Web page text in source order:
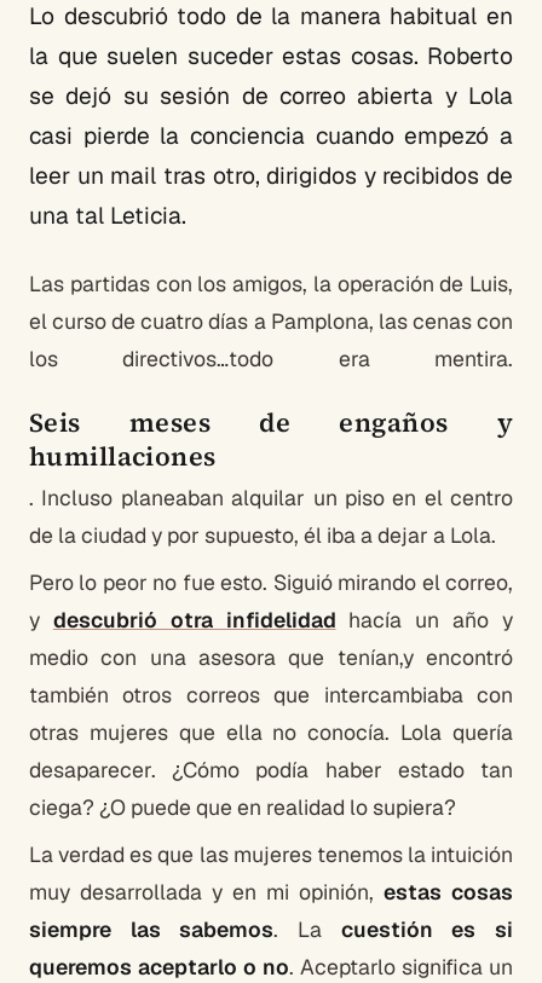
Lo descubrió todo de la manera habitual en
la que suelen suceder estas cosas. Roberto
se dejó su sesión de correo abierta y Lola
casi pierde la conciencia cuando empezó a
leer un mail tras otro, dirigidos y recibidos de
una tal Leticia.
Las partidas con los amigos, la operación de Luis,
el curso de cuatro días a Pamplona, las cenas con
los directivos…todo era mentira.
Seis meses de engaños y
humillaciones
. Incluso planeaban alquilar un piso en el centro
de la ciudad y por supuesto, él iba a dejar a Lola.
Pero lo peor no fue esto. Siguió mirando el correo,
y descubrió otra infidelidad hacía un año y
medio con una asesora que tenían,y encontró
también otros correos que intercambiaba con
otras mujeres que ella no conocía. Lola quería
desaparecer. ¿Cómo podía haber estado tan
ciega? ¿O puede que en realidad lo supiera?
La verdad es que las mujeres tenemos la intuición
muy desarrollada y en mi opinión, estas cosas
siempre las sabemos. La cuestión es si
queremos aceptarlo o no. Aceptarlo significa un